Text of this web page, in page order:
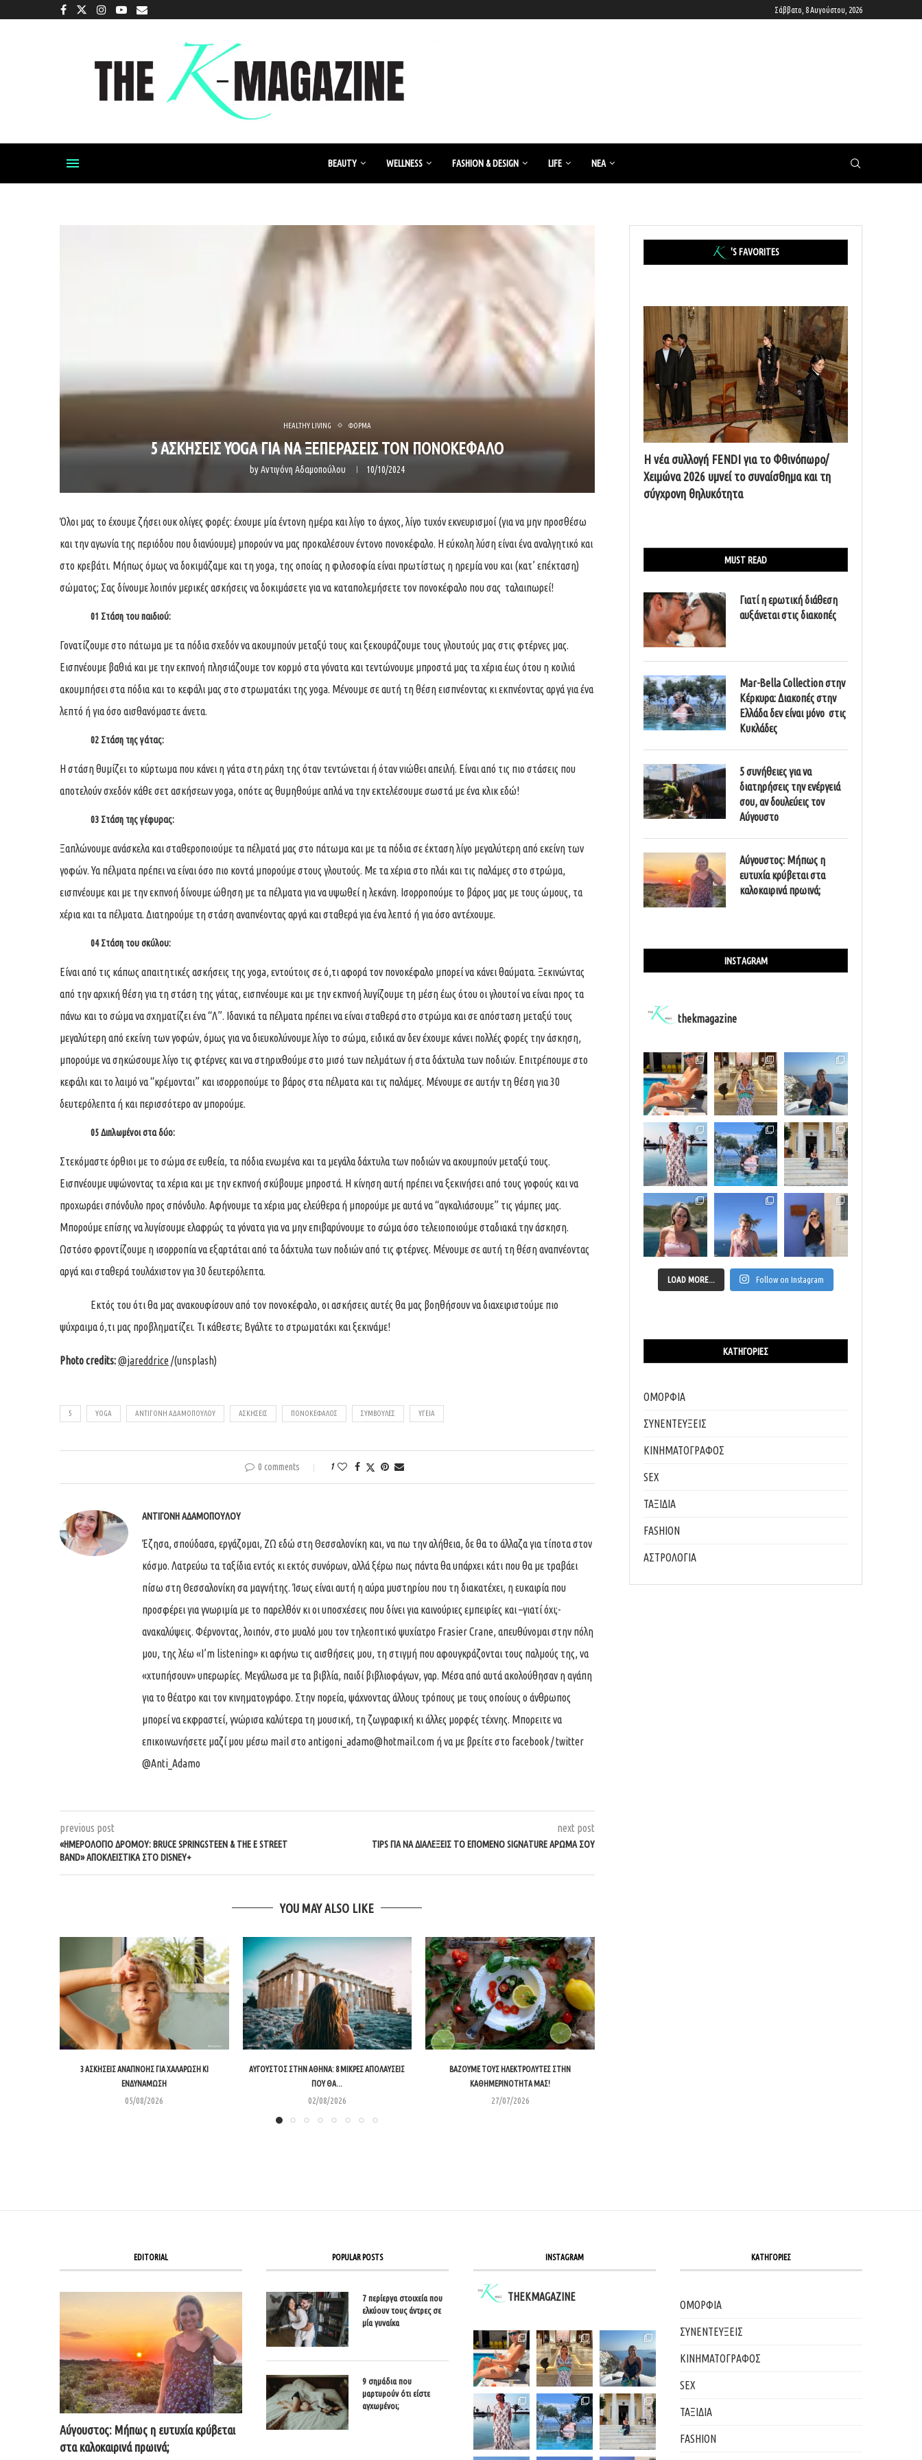
Σάββατο, 8 Αυγούστου, 2026
BEAUTY WELLNESS FASHION & DESIGN LIFE ΝΈΑ
HEALTHY LIVING ΦΟΡΜΑ
5 ΑΣΚΗΣΕΙΣ YOGA ΓΙΑ ΝΑ ΞΕΠΕΡΑΣΕΙΣ ΤΟΝ ΠΟΝΟΚΕΦΑΛΟ
byΑντιγόνη Αδαμοπούλου 10/10/2024
Όλοι μας το έχουμε ζήσει ουκ ολίγες φορές: έχουμε μία έντονη ημέρα και λίγο το άγχος, λίγο τυχόν εκνευρισμοί (για να μην προσθέσω
και την αγωνία της περιόδου που διανύουμε) μπορούν να μας προκαλέσουν έντονο πονοκέφαλο. Η εύκολη λύση είναι ένα αναλγητικό και
στο κρεβάτι. Μήπως όμως να δοκιμάζαμε και τη yoga, της οποίας η φιλοσοφία είναι πρωτίστως η ηρεμία νου και (κατ’ επέκταση)
σώματος; Σας δίνουμε λοιπόν μερικές ασκήσεις να δοκιμάσετε για να καταπολεμήσετε τον πονοκέφαλο που σας ταλαιπωρεί!
01 Στάση του παιδιού:
Γονατίζουμε στο πάτωμα με τα πόδια σχεδόν να ακουμπούν μεταξύ τους και ξεκουράζουμε τους γλουτούς μας στις φτέρνες μας.
Εισπνέουμε βαθιά και με την εκπνοή πλησιάζουμε τον κορμό στα γόνατα και τεντώνουμε μπροστά μας τα χέρια έως ότου η κοιλιά
ακουμπήσει στα πόδια και το κεφάλι μας στο στρωματάκι της yoga. Μένουμε σε αυτή τη θέση εισπνέοντας κι εκπνέοντας αργά για ένα
λεπτό ή για όσο αισθανόμαστε άνετα.
02 Στάση της γάτας:
Η στάση θυμίζει το κύρτωμα που κάνει η γάτα στη ράχη της όταν τεντώνεται ή όταν νιώθει απειλή. Είναι από τις πιο στάσεις που
αποτελούν σχεδόν κάθε σετ ασκήσεων yoga, οπότε ας θυμηθούμε απλά να την εκτελέσουμε σωστά με ένα κλικ εδώ!
03 Στάση της γέφυρας:
Ξαπλώνουμε ανάσκελα και σταθεροποιούμε τα πέλματά μας στο πάτωμα και με τα πόδια σε έκταση λίγο μεγαλύτερη από εκείνη των
γοφών. Υα πέλματα πρέπει να είναι όσο πιο κοντά μπορούμε στους γλουτούς. Με τα χέρια στο πλάι και τις παλάμες στο στρώμα,
εισπνέουμε και με την εκπνοή δίνουμε ώθηση με τα πέλματα για να υψωθεί η λεκάνη. Ισορροπούμε το βάρος μας με τους ώμους, τα
χέρια και τα πέλματα. Διατηρούμε τη στάση αναπνέοντας αργά και σταθερά για ένα λεπτό ή για όσο αντέχουμε.
04 Στάση του σκύλου:
Είναι από τις κάπως απαιτητικές ασκήσεις της yoga, εντούτοις σε ό,τι αφορά τον πονοκέφαλο μπορεί να κάνει θαύματα. Ξεκινώντας
από την αρχική θέση για τη στάση της γάτας, εισπνέουμε και με την εκπνοή λυγίζουμε τη μέση έως ότου οι γλουτοί να είναι προς τα
πάνω και το σώμα να σχηματίζει ένα “Λ”. Ιδανικά τα πέλματα πρέπει να είναι σταθερά στο στρώμα και σε απόσταση μεταξύ τους
μεγαλύτερη από εκείνη των γοφών, όμως για να διευκολύνουμε λίγο το σώμα, ειδικά αν δεν έχουμε κάνει πολλές φορές την άσκηση,
μπορούμε να σηκώσουμε λίγο τις φτέρνες και να στηριχθούμε στο μισό των πελμάτων ή στα δάχτυλα των ποδιών. Επιτρέπουμε στο
κεφάλι και το λαιμό να “κρέμονται” και ισορροπούμε το βάρος στα πέλματα και τις παλάμες. Μένουμε σε αυτήν τη θέση για 30
δευτερόλεπτα ή και περισσότερο αν μπορούμε.
05 Διπλωμένοι στα δύο:
Στεκόμαστε όρθιοι με το σώμα σε ευθεία, τα πόδια ενωμένα και τα μεγάλα δάχτυλα των ποδιών να ακουμπούν μεταξύ τους.
Εισπνέουμε υψώνοντας τα χέρια και με την εκπνοή σκύβουμε μπροστά. Η κίνηση αυτή πρέπει να ξεκινήσει από τους γοφούς και να
προχωράει σπόνδυλο προς σπόνδυλο. Αφήνουμε τα χέρια μας ελεύθερα ή μπορούμε με αυτά να “αγκαλιάσουμε” τις γάμπες μας.
Μπορούμε επίσης να λυγίσουμε ελαφρώς τα γόνατα για να μην επιβαρύνουμε το σώμα όσο τελειοποιούμε σταδιακά την άσκηση.
Ωστόσο φροντίζουμε η ισορροπία να εξαρτάται από τα δάχτυλα των ποδιών από τις φτέρνες. Μένουμε σε αυτή τη θέση αναπνέοντας
αργά και σταθερά τουλάχιστον για 30 δευτερόλεπτα.
Εκτός του ότι θα μας ανακουφίσουν από τον πονοκέφαλο, οι ασκήσεις αυτές θα μας βοηθήσουν να διαχειριστούμε πιο
ψύχραιμα ό,τι μας προβληματίζει. Τι κάθεστε; Βγάλτε το στρωματάκι και ξεκινάμε!
Photo credits:@jareddrice/(unsplash)
5 YOGA ΑΝΤΙΓΌΝΗ ΑΔΑΜΟΠΟΎΛΟΥ ΑΣΚΗΣΕΙΣ ΠΟΝΟΚΕΦΑΛΟΣ ΣΥΜΒΟΥΛΈΣ ΥΓΕΊΑ
0 comments 1
ΑΝΤΙΓΌΝΗ ΑΔΑΜΟΠΟΎΛΟΥ
Έζησα, σπούδασα, εργάζομαι, ΖΩ εδώ στη Θεσσαλονίκη και, να πω την αλήθεια, δε θα το άλλαζα για τίποτα στον
κόσμο. Λατρεύω τα ταξίδια εντός κι εκτός συνόρων, αλλά ξέρω πως πάντα θα υπάρχει κάτι που θα με τραβάει
πίσω στη Θεσσαλονίκη σα μαγνήτης. Ίσως είναι αυτή η αύρα μυστηρίου που τη διακατέχει, η ευκαιρία που
προσφέρει για γνωριμία με το παρελθόν κι οι υποσχέσεις που δίνει για καινούριες εμπειρίες και –γιατί όχι;-
ανακαλύψεις. Φέρνοντας, λοιπόν, στο μυαλό μου τον τηλεοπτικό ψυχίατρο Frasier Crane, απευθύνομαι στην πόλη
μου, της λέω «I’m listening» κι αφήνω τις αισθήσεις μου, τη στιγμή που αφουγκράζονται τους παλμούς της, να
«χτυπήσουν» υπερωρίες. Μεγάλωσα με τα βιβλία, παιδί βιβλιοφάγων, γαρ. Μέσα από αυτά ακολούθησαν η αγάπη
για το θέατρο και τον κινηματογράφο. Στην πορεία, ψάχνοντας άλλους τρόπους με τους οποίους ο άνθρωπος
μπορεί να εκφραστεί, γνώρισα καλύτερα τη μουσική, τη ζωγραφική κι άλλες μορφές τέχνης. Μπορειτε να
επικοινωνήσετε μαζί μου μέσω mail στο antigoni_adamo@hotmail.com ή να με βρείτε στο facebook / twitter
@Anti_Adamo
previous post
«ΗΜΕΡΟΛΟΓΙΟ ΔΡΟΜΟΥ: BRUCE SPRINGSTEEN & THE E STREET
BAND» ΑΠΟΚΛΕΙΣΤΙΚΑ ΣΤΟ DISNEY+
next post
TIPS ΓΙΑ ΝΑ ΔΙΑΛΕΞΕΙΣ ΤΟ ΕΠΟΜΕΝΟ SIGNATURE ΑΡΩΜΑ ΣΟΥ
YOU MAY ALSO LIKE
3 ΑΣΚΉΣΕΙΣ ΑΝΑΠΝΟΉΣ ΓΙΑ ΧΑΛΆΡΩΣΗ ΚΙ
ΕΝΔΥΝΆΜΩΣΗ
05/08/2026
ΑΎΓΟΥΣΤΟΣ ΣΤΗΝ ΑΘΉΝΑ: 8 ΜΙΚΡΈΣ ΑΠΟΛΑΎΣΕΙΣ
ΠΟΥ ΘΑ...
02/08/2026
ΒΆΖΟΥΜΕ ΤΟΥΣ ΗΛΕΚΤΡΟΛΎΤΕΣ ΣΤΗΝ
ΚΑΘΗΜΕΡΙΝΌΤΗΤΑ ΜΑΣ!
27/07/2026
'S FAVORITES
Η νέα συλλογή FENDI για το Φθινόπωρο/
Χειμώνα 2026 υμνεί το συναίσθημα και τη
σύγχρονη θηλυκότητα
MUST READ
Γιατί η ερωτική διάθεση
αυξάνεται στις διακοπές
Mar-Bella Collection στην
Κέρκυρα: Διακοπές στην
Ελλάδα δεν είναι μόνο στις
Κυκλάδες
5 συνήθειες για να
διατηρήσεις την ενέργειά
σου, αν δουλεύεις τον
Αύγουστο
Αύγουστος: Μήπως η
ευτυχία κρύβεται στα
καλοκαιρινά πρωινά;
INSTAGRAM
thekmagazine
LOAD MORE... Follow on Instagram
ΚΑΤΗΓΟΡΊΕΣ
ΟΜΟΡΦΙΑ
ΣΥΝΕΝΤΕΥΞΕΙΣ
ΚΙΝΗΜΑΤΟΓΡΑΦΟΣ
SEX
ΤΑΞΙΔΙΑ
FASHION
ΑΣΤΡΟΛΟΓΙΑ
EDITORIAL
Αύγουστος: Μήπως η ευτυχία κρύβεται
στα καλοκαιρινά πρωινά;
POPULAR POSTS
7 περίεργα στοιχεία που
ελκύουν τους άντρες σε
μία γυναίκα
9 σημάδια που
μαρτυρούν ότι είστε
αγχωμένοι;
INSTAGRAM
THEKMAGAZINE
ΚΑΤΗΓΟΡΙΕΣ
ΟΜΟΡΦΙΑ
ΣΥΝΕΝΤΕΥΞΕΙΣ
ΚΙΝΗΜΑΤΟΓΡΑΦΟΣ
SEX
ΤΑΞΙΔΙΑ
FASHION